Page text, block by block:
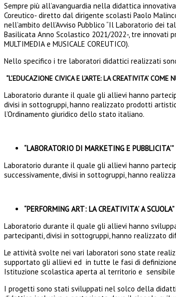
Sempre più all’avanguardia nella didattica
Coreutico- diretto dal dirigente scolasti Paolo
nell’ambito dell’Avviso Pubblico “Il Laboratorio
Basilicata Anno Scolastico 2021/2022-, tre innovati
MULTIMEDIA e MUSICALE COREUTICO).
Nello specifico i tre laboratori didattici realizzati
“L’EDUCAZIONE CIVICA E L’ARTE: LA CREATIVITA’
Laboratorio durante il quale gli allievi hanno
divisi in sottogruppi, hanno realizzato prodotti
l’Ordinamento giuridico dello stato italiano.
“LABORATORIO DI MARKETING E PUBBLICITA’”
Laboratorio durante il quale gli allievi hanno
successivamente, divisi in sottogruppi, hanno
“PERFORMING ART: LA CREATIVITA’ A SCUOLA”
Laboratorio durante il quale gli allievi hanno
partecipanti, divisi in sottogruppi, hanno realizzato
Le attività svolte nei vari laboratori sono state
supportato gli allievi ed in tutte le fasi di
Istituzione scolastica aperta al territorio e
I progetti sono stati sviluppati nel solco della